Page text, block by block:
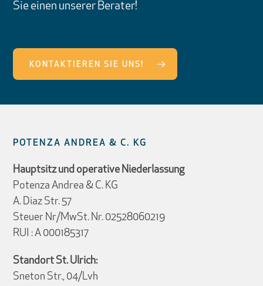
Sie einen unserer Berater!
KONTAKTIEREN SIE UNS!
POTENZA ANDREA & C. KG
Hauptsitz und operative Niederlassung
Potenza Andrea & C. KG
A. Diaz Str. 57
Steuer Nr/MwSt. Nr. 02528060219
RUI : A 000185317
Standort St. Ulrich:
Sneton Str., 04/Lvh